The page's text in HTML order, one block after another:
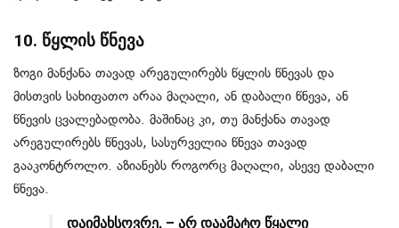
10. წყლის წნევა
ზოგი მანქანა თავად არეგულირებს წყლის წნევას და
მისთვის სახიფათო არაა მაღალი, ან დაბალი წნევა, ან
წნევის ცვალებადობა. მაშინაც კი, თუ მანქანა თავად
არეგულირებს წნევას, სასურველია წნევა თავად
გააკონტროლო. აზიანებს როგორც მაღალი, ასევე დაბალი
წნევა.
დაიმახსოვრე, – არ დაამატო წყალი